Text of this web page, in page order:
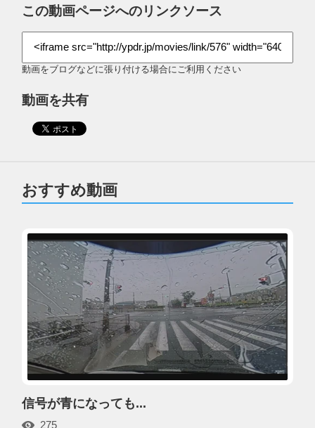
この動画ページへのリンクソース
動画をブログなどに張り付ける場合にご利用ください
動画を共有
おすすめ動画
信号が青になっても...
275